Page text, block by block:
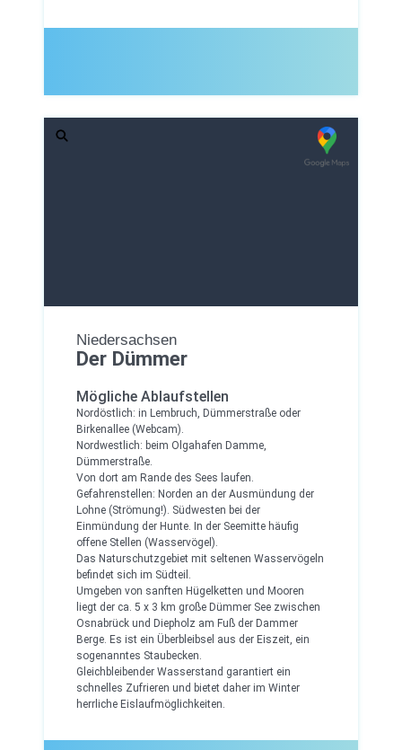
Niedersachsen
Der Dümmer
Mögliche Ablaufstellen
Nordöstlich: in Lembruch, Dümmerstraße oder
Birkenallee (Webcam).
Nordwestlich: beim Olgahafen Damme,
Dümmerstraße.
Von dort am Rande des Sees laufen.
Gefahrenstellen: Norden an der Ausmündung der
Lohne (Strömung!). Südwesten bei der
Einmündung der Hunte. In der Seemitte häufig
offene Stellen (Wasservögel).
Das Naturschutzgebiet mit seltenen Wasservögeln
befindet sich im Südteil.
Umgeben von sanften Hügelketten und Mooren
liegt der ca. 5 x 3 km große Dümmer See zwischen
Osnabrück und Diepholz am Fuß der Dammer
Berge. Es ist ein Überbleibsel aus der Eiszeit, ein
sogenanntes Staubecken.
Gleichbleibender Wasserstand garantiert ein
schnelles Zufrieren und bietet daher im Winter
herrliche Eislaufmöglichkeiten.